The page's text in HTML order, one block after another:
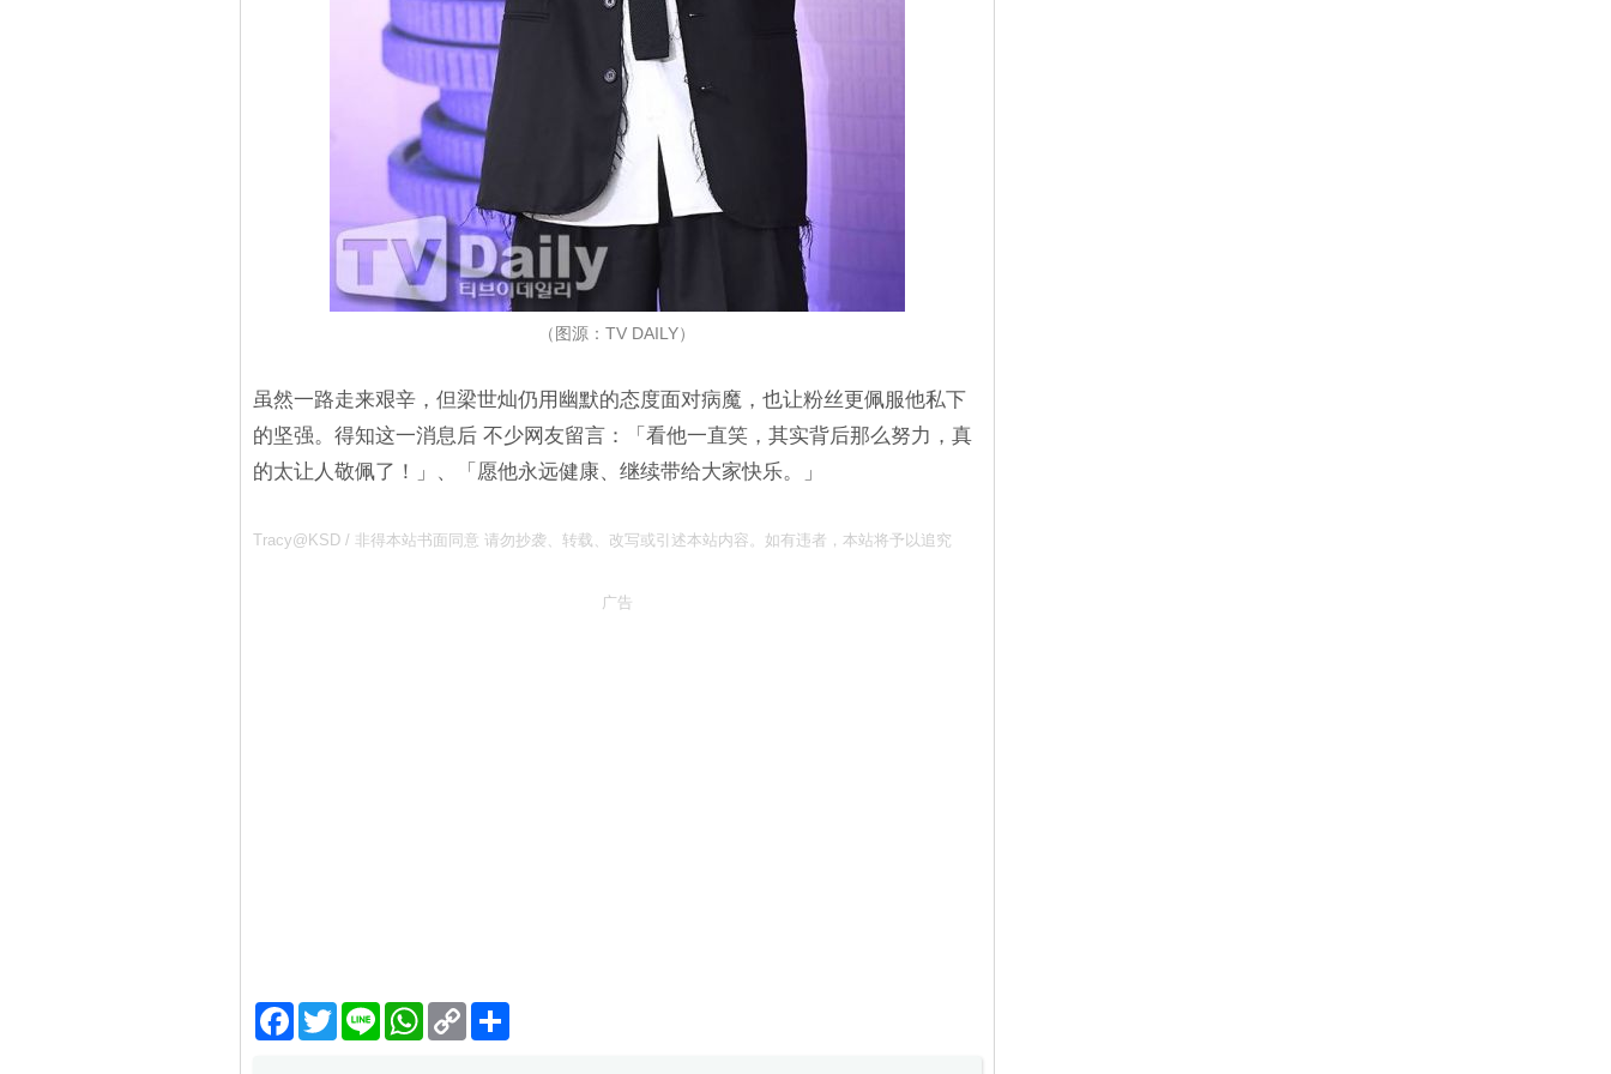
（图源：TV DAILY）
虽然一路走来艰辛，但梁世灿仍用幽默的态度面对病魔，也让粉丝更佩服他私下
的坚强。得知这一消息后 不少网友留言：「看他一直笑，其实背后那么努力，真
的太让人敬佩了！」、「愿他永远健康、继续带给大家快乐。」
Tracy@KSD / 非得本站书面同意 请勿抄袭、转载、改写或引述本站内容。如有违者，本站将予以追究
广告
Facebook
TwitterLine WhatsApp
Copy
Link
分